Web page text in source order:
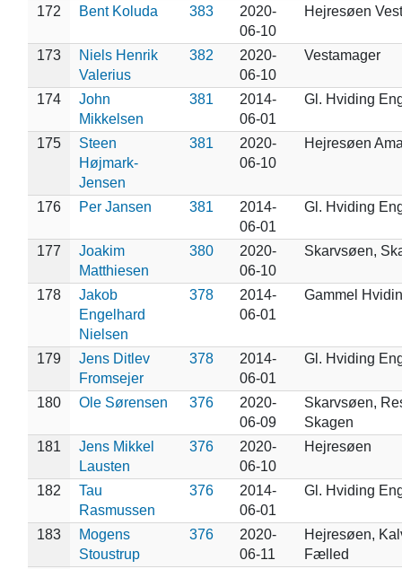
172
Bent Koluda 383
2020-
06-10
Hejresøen
173
Niels Henrik
Valerius
382
2020-
06-10
Vestamager
174
John
Mikkelsen
381
2014-
06-01
Gl. Hviding
175
Steen
Højmark-
Jensen
381
2020-
06-10
Hejresøen
176 Per Jansen 381
2014-
06-01
Gl. Hviding
177
Joakim
Matthiesen
380
2020-
06-10
Skarvsøen,
178
Jakob
Engelhard
Nielsen
378
2014-
06-01
Gammel
179
Jens Ditlev
Fromsejer
378
2014-
06-01
Gl. Hviding
180 Ole Sørensen 376
2020-
06-09
Skarvsøen,
Skagen
181
Jens Mikkel
Lausten
376
2020-
06-10
Hejresøen
182
Tau
Rasmussen
376
2014-
06-01
Gl. Hviding
183
Mogens
Stoustrup
376
2020-
06-11
Hejresøen,
Fælled